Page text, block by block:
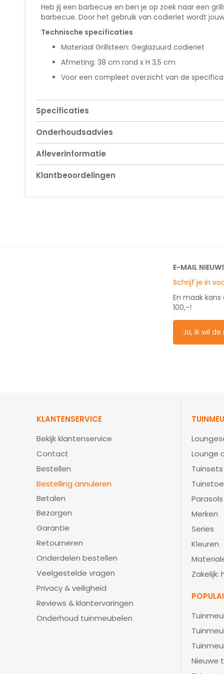
afbeeldingen-
gallerij
Heb jij een barbecue en ben je op zoek naar een
barbecue. Door het gebruik van codieriet wordt
Technische specificaties
Materiaal Grillsteen: Geglazuurd codieriet
Afmeting: 38 cm rond x H 3,5 cm
Voor een compleet overzicht van de
Specificaties
Onderhoudsadvies
Afleverinformatie
Klantbeoordelingen
E-MAIL
Schrijf je in
En maak
100,-!
Ja, ik wil
KLANTENSERVICE
Bekijk klantenservice
Contact
Bestellen
Bestelling annuleren
Betalen
Bezorgen
Garantie
Retourneren
Onderdelen bestellen
Veelgestelde vragen
Privacy & veiligheid
Reviews & klantervaringen
Onderhoud tuinmeubelen
Lounge
Tuinsets
Parasols
Merken
Series
Kleuren
Zakelijk:
Nieuwe